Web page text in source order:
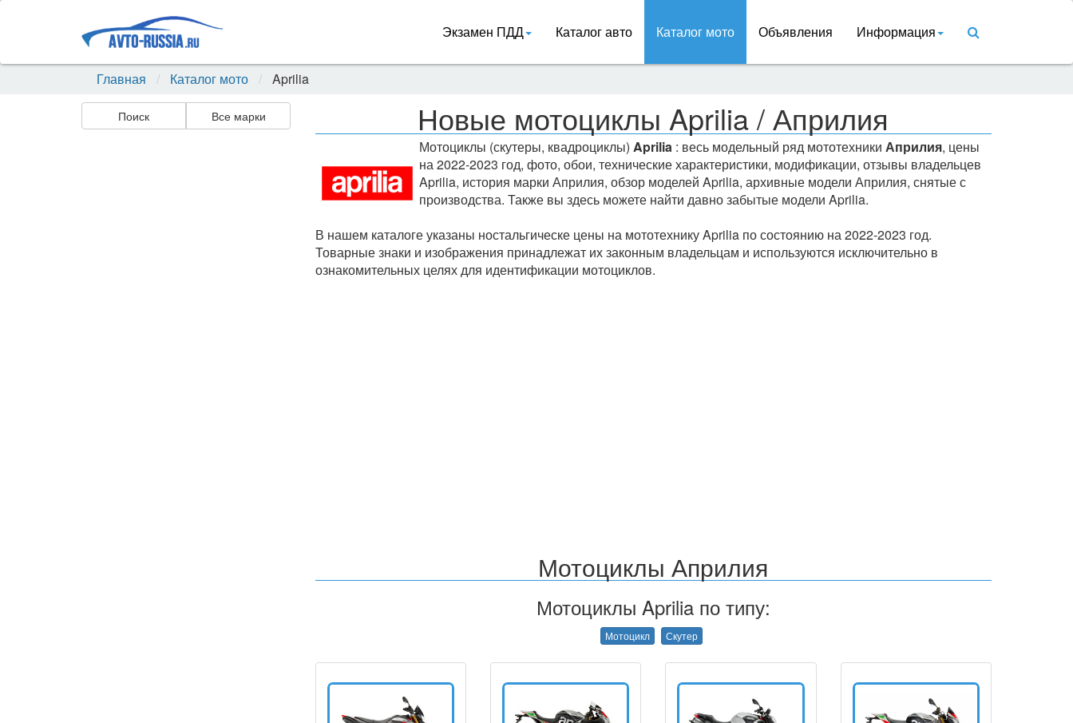
Экзамен ПДД Каталог авто Каталог мото Объявления Информация
Главная Каталог мото Aprilia
Поиск Все марки Новые мотоциклы Aprilia / Априлия
Мотоциклы (скутеры, квадроциклы) Aprilia : весь модельный ряд мототехники Априлия, цены
на 2022-2023 год, фото, обои, технические характеристики, модификации, отзывы владельцев
Aprilia, история марки Априлия, обзор моделей Aprilia, архивные модели Априлия, снятые с
производства. Также вы здесь можете найти давно забытые модели Aprilia.
В нашем каталоге указаны ностальгическе цены на мототехнику Aprilia по состоянию на 2022-2023 год.
Товарные знаки и изображения принадлежат их законным владельцам и используются исключительно в
ознакомительных целях для идентификации мотоциклов.
Мотоциклы Априлия
Мотоциклы Aprilia по типу:
Мотоцикл Скутер